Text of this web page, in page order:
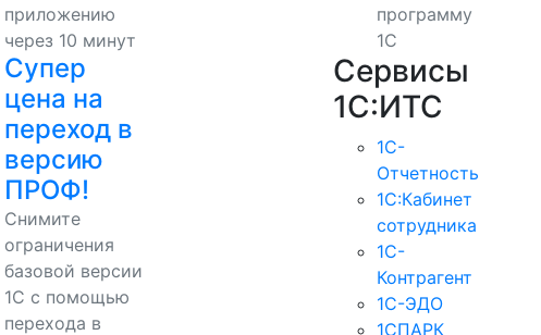
приложению
через 10 минут
Супер
цена на
переход в
версию
ПРОФ!
Снимите
ограничения
базовой версии
1С с помощью
перехода в
программу
1С
Сервисы
1С:ИТС
1С-
Отчетность
1С:Кабинет
сотрудника
1С-
Контрагент
1С-ЭДО
1СПАРК